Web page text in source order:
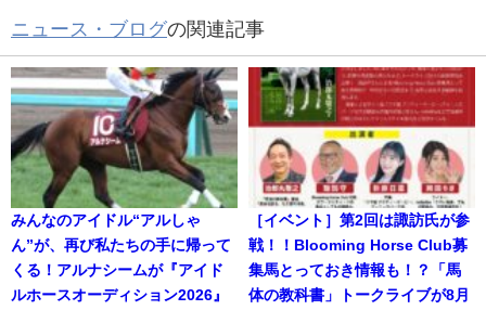
ニュース・ブログの関連記事
みんなのアイドル“アルしゃ
ん”が、再び私たちの手に帰って
くる！アルナシームが『アイド
ルホースオーディション2026』
［イベント］第2回は諏訪氏が参
戦！！Blooming Horse Club募
集馬とっておき情報も！？「馬
体の教科書」トークライブが8月